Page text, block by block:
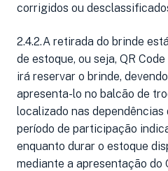
corrigidos ou
2.4.2.A retirada do brinde
de estoque, ou seja, QR
irá reservar o brinde,
apresenta-lo no balcão de
localizado nas dependências
período de participação
enquanto durar o estoque
mediante a apresentação do